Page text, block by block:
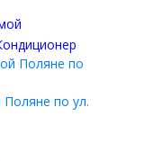
по ул.